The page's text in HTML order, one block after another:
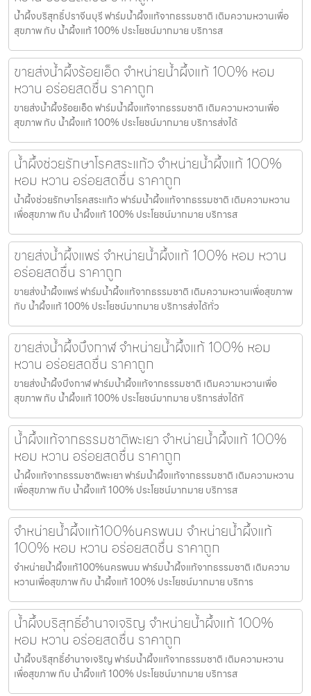
น้ำผึ้งบริสุทธิ์ปราจีนบุรี ฟาร์มน้ำผึ้งแท้จากธรรมชาติ เติมความหวานเพื่อ
สุขภาพ กับ น้ำผึ้งแท้ 100% ประโยชน์มากมาย บริการส
ขายส่งน้ำผึ้งร้อยเอ็ด จำหน่ายน้ำผึ้งแท้ 100% หอม
หวาน อร่อยสดชื่น ราคาถูก
ขายส่งน้ำผึ้งร้อยเอ็ด ฟาร์มน้ำผึ้งแท้จากธรรมชาติ เติมความหวานเพื่อ
สุขภาพ กับ น้ำผึ้งแท้ 100% ประโยชน์มากมาย บริการส่งได้
น้ำผึ้งช่วยรักษาโรคสระแก้ว จำหน่ายน้ำผึ้งแท้ 100%
หอม หวาน อร่อยสดชื่น ราคาถูก
น้ำผึ้งช่วยรักษาโรคสระแก้ว ฟาร์มน้ำผึ้งแท้จากธรรมชาติ เติมความหวาน
เพื่อสุขภาพ กับ น้ำผึ้งแท้ 100% ประโยชน์มากมาย บริการส
ขายส่งน้ำผึ้งแพร่ จำหน่ายน้ำผึ้งแท้ 100% หอม หวาน
อร่อยสดชื่น ราคาถูก
ขายส่งน้ำผึ้งแพร่ ฟาร์มน้ำผึ้งแท้จากธรรมชาติ เติมความหวานเพื่อสุขภาพ
กับ น้ำผึ้งแท้ 100% ประโยชน์มากมาย บริการส่งได้ทั่ว
ขายส่งน้ำผึ้งบึงกาฬ จำหน่ายน้ำผึ้งแท้ 100% หอม
หวาน อร่อยสดชื่น ราคาถูก
ขายส่งน้ำผึ้งบึงกาฬ ฟาร์มน้ำผึ้งแท้จากธรรมชาติ เติมความหวานเพื่อ
สุขภาพ กับ น้ำผึ้งแท้ 100% ประโยชน์มากมาย บริการส่งได้ทั
น้ำผึ้งแท้จากธรรมชาติพะเยา จำหน่ายน้ำผึ้งแท้ 100%
หอม หวาน อร่อยสดชื่น ราคาถูก
น้ำผึ้งแท้จากธรรมชาติพะเยา ฟาร์มน้ำผึ้งแท้จากธรรมชาติ เติมความหวาน
เพื่อสุขภาพ กับ น้ำผึ้งแท้ 100% ประโยชน์มากมาย บริการส
จำหน่ายน้ำผึ้งแท้100%นครพนม จำหน่ายน้ำผึ้งแท้
100% หอม หวาน อร่อยสดชื่น ราคาถูก
จำหน่ายน้ำผึ้งแท้100%นครพนม ฟาร์มน้ำผึ้งแท้จากธรรมชาติ เติมความ
หวานเพื่อสุขภาพ กับ น้ำผึ้งแท้ 100% ประโยชน์มากมาย บริการ
น้ำผึ้งบริสุทธิ์อำนาจเจริญ จำหน่ายน้ำผึ้งแท้ 100%
หอม หวาน อร่อยสดชื่น ราคาถูก
น้ำผึ้งบริสุทธิ์อำนาจเจริญ ฟาร์มน้ำผึ้งแท้จากธรรมชาติ เติมความหวาน
เพื่อสุขภาพ กับ น้ำผึ้งแท้ 100% ประโยชน์มากมาย บริการส